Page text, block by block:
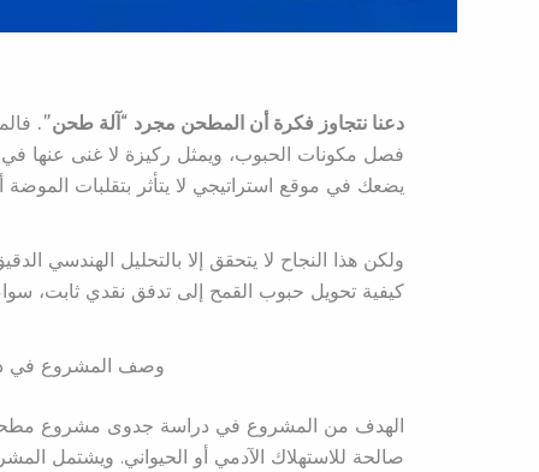
دعنا نتجاوز فكرة أن المطحن مجرد “آلة طحن”.
فصل مكونات الحبوب، ويمثل ركيزة لا غنى عنها
يضعك في موقع استراتيجي لا يتأثر بتقلبات الموضة
ولكن هذا النجاح لا يتحقق إلا بالتحليل
كيفية تحويل حبوب القمح إلى تدفق نقدي
وصف المشروع في
الهدف من المشروع في دراسة جدوى مشروع مطحن
صالحة للاستهلاك الآدمي أو الحيواني. ويشتمل